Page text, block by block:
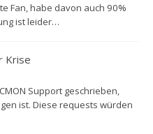
Fan, habe davon auch 90%
ist leider…
Krise
Support geschrieben,
ist. Diese requests würden